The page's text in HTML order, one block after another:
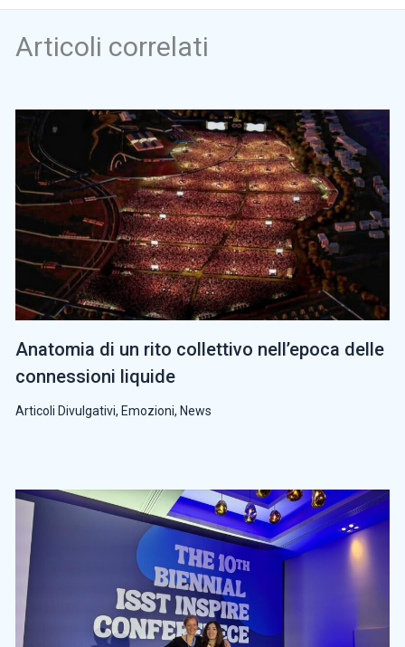
Articoli correlati
Anatomia di un rito collettivo nell’epoca delle
connessioni liquide
Articoli Divulgativi, Emozioni, News